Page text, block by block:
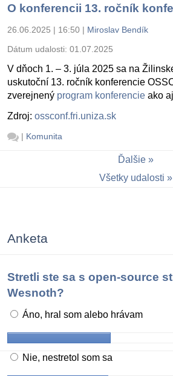
O konferencii 13. ročník
26.06.2025 | 16:50 | Miroslav Bendík
Dátum udalosti: 01.07.2025
V dňoch 1. – 3. júla 2025 sa na
uskutoční 13. ročník konferencie
zverejnený program konferencie ako aj
Zdroj: ossconf.fri.uniza.sk
| Komunita
Ďalšie
Všetky udalosti
Anketa
Stretli ste sa s open-source
Wesnoth?
Áno, hral som alebo hrávam
Nie, nestretol som sa